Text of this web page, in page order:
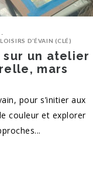
D’ÉVAIN (CLÉ)
sur un atelier
mars
pour s’initier aux
couleur et explorer